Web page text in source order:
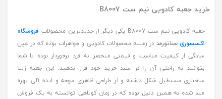
خرید جعبه کادویی نیم ست B8007
جعبه کادویی نیم ست B8007 یکی دیگر از جدیدترین محصولات
فروشگاه
اکسسوریسناتورمد در زمینه محصولات کادویی و جواهرات بوده که در عین
سادگی از کیفیت مناسب و قیمتی منحصر به فرد برخوردار بوده تا شما
بتوانید به راحتی آن را در سبد خرید خود قرار بدهید. این جعبه زیبا
ساختاری مستطیل شکل داشته و از طراحی ظاهری موجه و ایده آلی بهره
مند شده به همین دلیل بوده که در زمان کوتاهی توانسته به یک فروش